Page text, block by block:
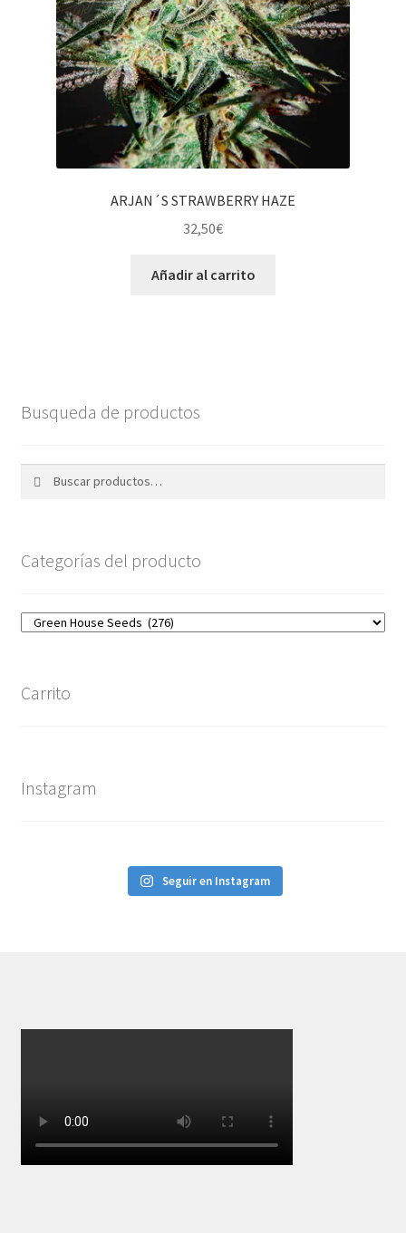
ARJAN´S STRAWBERRY HAZE
32,50€
Añadir al carrito
Busqueda de productos
Categorías del producto
Carrito
Instagram
Seguir en Instagram